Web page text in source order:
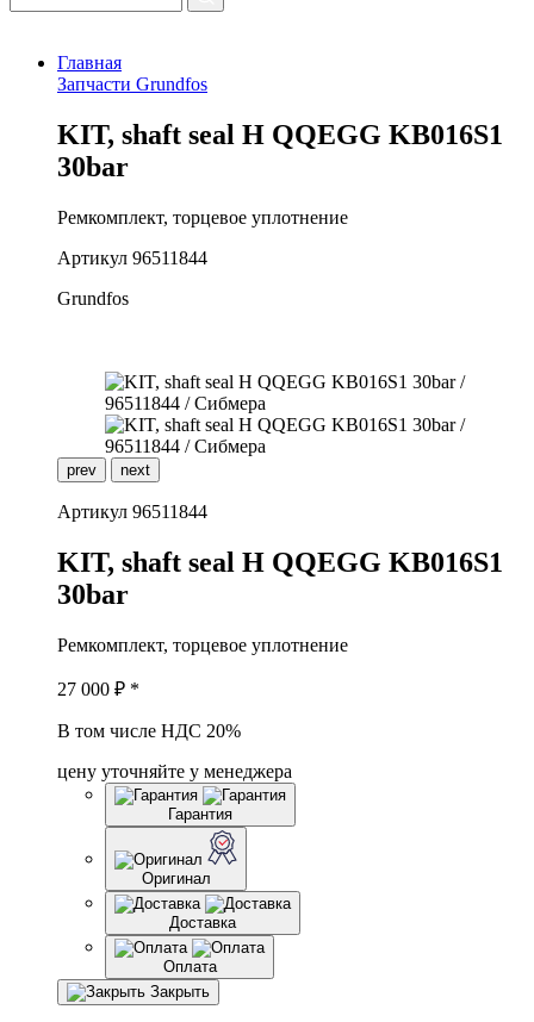
Главная
Запчасти Grundfos
KIT, shaft seal H QQEGG KB016S1
30bar
Ремкомплект, торцевое уплотнение
Артикул 96511844
Grundfos
prev next
Артикул 96511844
KIT, shaft seal H QQEGG KB016S1
30bar
Ремкомплект, торцевое уплотнение
27 000 ₽ *
В том числе НДС 20%
цену уточняйте у менеджера
Гарантия
Оригинал
Доставка
Оплата
Закрыть